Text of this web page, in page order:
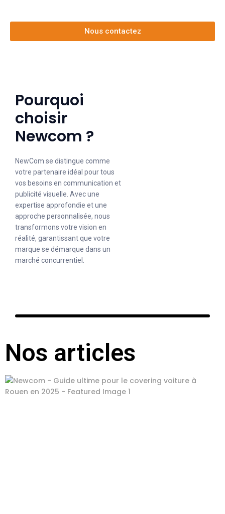
Nous contactez
Pourquoi
choisir
Newcom ?
NewCom se distingue comme
votre partenaire idéal pour tous
vos besoins en communication et
publicité visuelle. Avec une
expertise approfondie et une
approche personnalisée, nous
transformons votre vision en
réalité, garantissant que votre
marque se démarque dans un
marché concurrentiel.
Nos articles